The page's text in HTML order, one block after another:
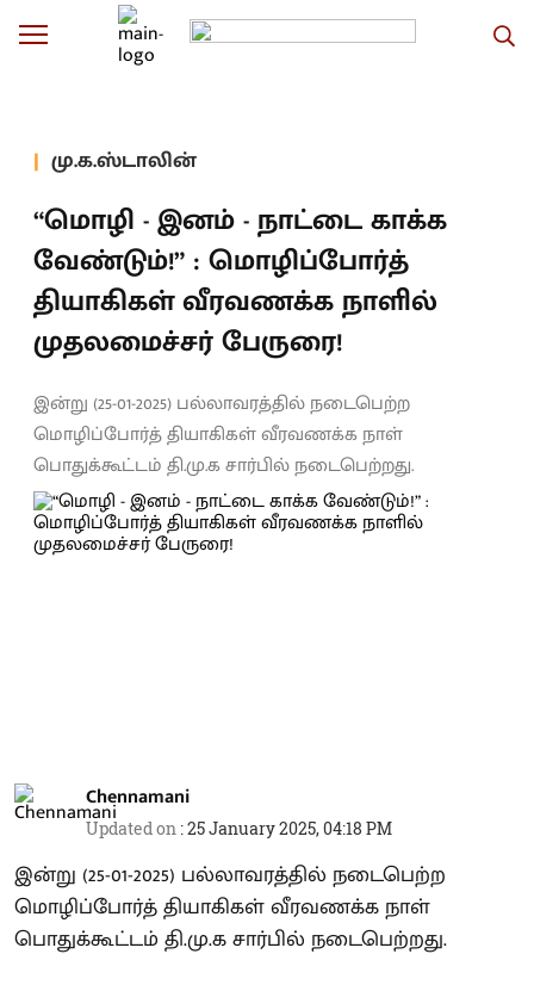
மு.க.ஸ்டாலின்
“மொழி - இனம் - நாட்டை காக்க
வேண்டும்!” : மொழிப்போர்த்
தியாகிகள் வீரவணக்க நாளில்
முதலமைச்சர் பேருரை!
இன்று (25-01-2025) பல்லாவரத்தில் நடைபெற்ற
மொழிப்போர்த் தியாகிகள் வீரவணக்க நாள்
பொதுக்கூட்டம் தி.மு.க சார்பில் நடைபெற்றது.
Chennamani
Updated on :25 January 2025, 04:18 PM
இன்று (25-01-2025) பல்லாவரத்தில் நடைபெற்ற
மொழிப்போர்த் தியாகிகள் வீரவணக்க நாள்
பொதுக்கூட்டம் தி.மு.க சார்பில் நடைபெற்றது.